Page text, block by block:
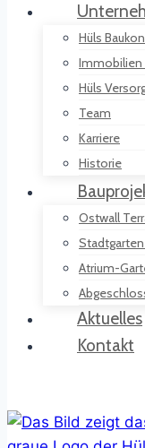
Hüls
Immobilien
Hüls
Team
Karriere
Historie
Ostwall
Stadtgarten
Atrium-
Aktuelles
Kontakt